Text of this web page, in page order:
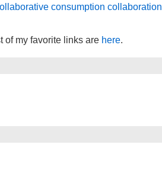
consumption collaboration
of my favorite links are here.